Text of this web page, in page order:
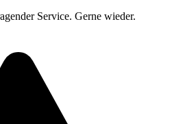
Service. Gerne wieder.